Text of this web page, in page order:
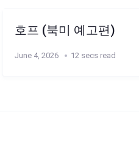
호프 (북미 예고편)
June 4, 2026 12 secs read